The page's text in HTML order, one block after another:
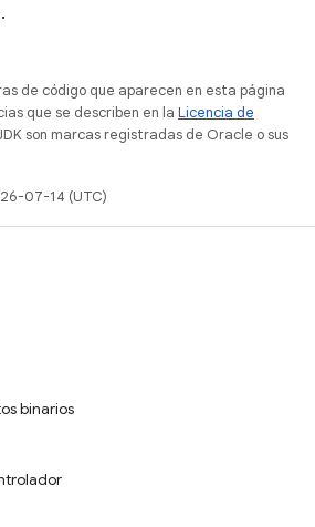
de código que aparecen en esta página
que se describen en la Licencia de
son marcas registradas de Oracle o sus
07-14 (UTC)
binarios